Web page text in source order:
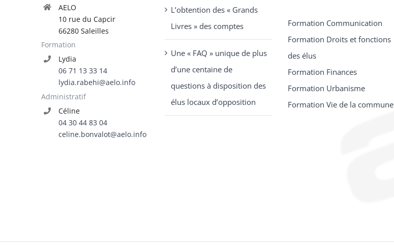
AELO
10 rue du Capcir
66280 Saleilles
Formation
Lydia
06 71 13 33 14
lydia.rabehi@aelo.info
Administratif
Céline
04 30 44 83 04
celine.bonvalot@aelo.info
L’obtention des « Grands
Livres » des comptes
Une « FAQ » unique de plus
d’une centaine de
questions à disposition des
élus locaux d’opposition
Formation Communication
Formation Droits et fonctions
des élus
Formation Finances
Formation Urbanisme
Formation Vie de la commune